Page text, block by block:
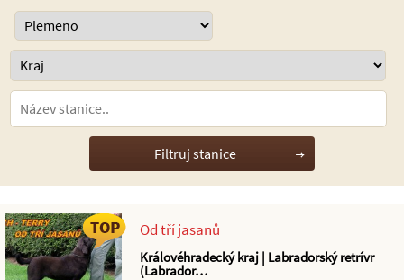
Od tří jasanů
Královéhradecký kraj | Labradorský retrívr
(Labrador…